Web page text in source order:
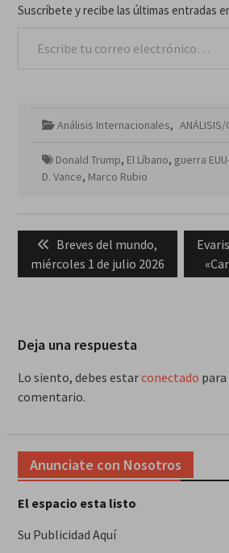
Suscríbete y recibe las últimas entradas
Análisis Internacionales, ANÁLISIS/
Donald Trump, El Líbano, guerra
D. Vance, Marco Rubio
entradas
Previous
post:
Breves del mundo,
miércoles 1 de julio 2026
Next
post:
Deja una respuesta
Lo siento, debes estarconectado
comentario.
Anunciate con Nosotros
El espacio esta listo
Su Publicidad Aquí